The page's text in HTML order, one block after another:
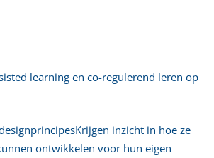
learning en co-regulerend leren op
inzicht in hoe ze
ontwikkelen voor hun eigen